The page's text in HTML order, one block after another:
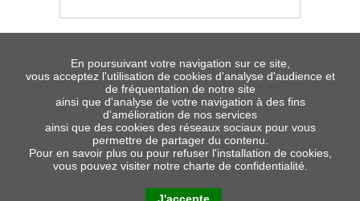
En poursuivant votre navigation sur ce site,
vous acceptez l'utilisation de cookies d'analyse d'audience et
de fréquentation de notre site
ainsi que d'analyse de votre navigation à des fins
d'amélioration de nos services
ainsi que des cookies des réseaux sociaux pour vous
permettre de partager du contenu.
Pour en savoir plus ou pour refuser l'installation de cookies,
vous pouvez visiter notre charte de confidentialité.
MENTIONS LÉGALES
PLAN DU SITE
© COPYRIGHT 2009 - 2026 RÉGNIER - LE CONTREPLAQUÉ MOULÉ